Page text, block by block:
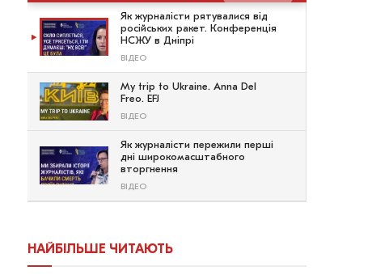
Як журналісти рятувалися від
російських ракет. Конференція
НСЖУ в Дніпрі
ВІДЕО
My trip to Ukraine. Anna Del
Freo. EFJ
ВІДЕО
Як журналісти пережили перші
дні широкомасштабного
вторгнення
ВІДЕО
НАЙБІЛЬШЕ ЧИТАЮТЬ